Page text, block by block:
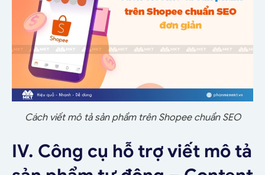
Cách viết mô tả sản phẩm trên Shopee chuẩn SEO
IV. Công cụ hỗ trợ viết mô tả